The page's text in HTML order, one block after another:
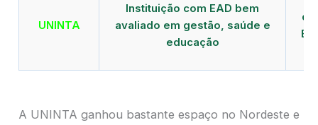
UNINTA
Instituição com EAD bem
avaliado em gestão, saúde e
educação
A UNINTA ganhou bastante espaço no Nordeste e